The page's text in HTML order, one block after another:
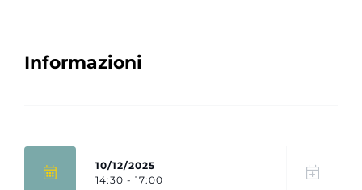
Informazioni
10/12/2025
14:30 - 17:00